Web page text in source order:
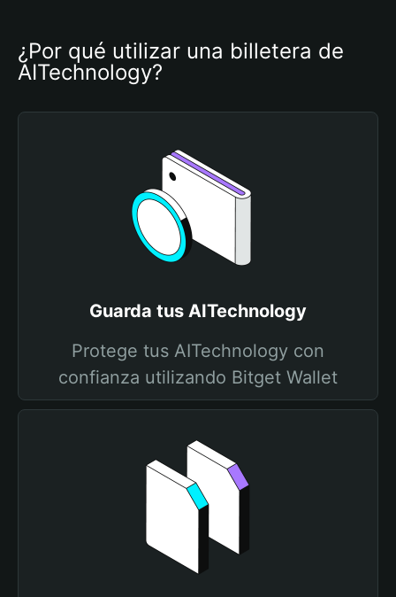
¿Por qué utilizar una billetera de
AITechnology?
Guarda tus AITechnology
Protege tus AITechnology con
confianza utilizando Bitget Wallet